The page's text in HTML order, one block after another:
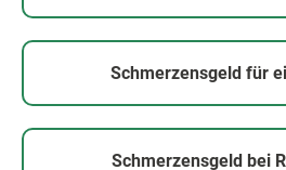
Schmerzensgeld für
Schmerzensgeld bei